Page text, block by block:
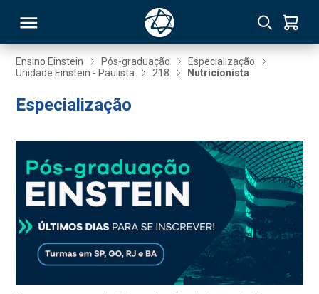
Ensino Einstein Pós-graduação
Especialização
Unidade Einstein - Paulista
218 Nutricionista
Especialização